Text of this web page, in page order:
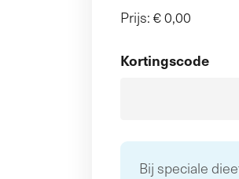
Prijs: € 0,00
Kortingscode
Bij speciale